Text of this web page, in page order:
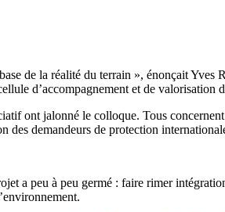
de la réalité du terrain », énonçait Yves
d’accompagnement et de valorisation
ont jalonné le colloque. Tous
des demandeurs de protection
a peu à peu germé : faire rimer